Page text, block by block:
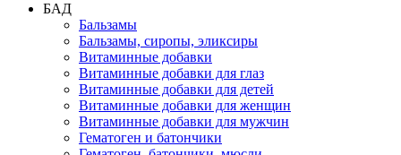
БАД
Бальзамы
Бальзамы, сиропы, эликсиры
Витаминные добавки
Витаминные добавки для глаз
Витаминные добавки для детей
Витаминные добавки для женщин
Витаминные добавки для мужчин
Гематоген и батончики